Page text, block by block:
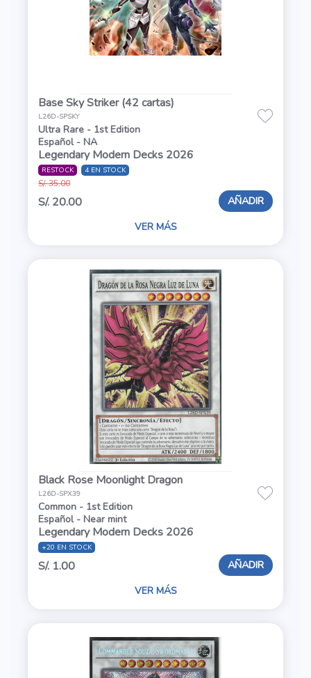
Base Sky Striker (42 cartas)
L26D-SPSKY
Ultra Rare - 1st Edition
Español - NA
Legendary Modern Decks 2026
RESTOCK 4 EN STOCK
S/. 35.00
S/. 20.00 AÑADIR
VER MÁS
Black Rose Moonlight Dragon
L26D-SPX39
Common - 1st Edition
Español - Near mint
Legendary Modern Decks 2026
+20 EN STOCK
S/. 1.00 AÑADIR
VER MÁS